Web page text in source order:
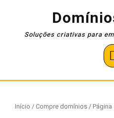
conteúdoSoluções criativas para
Início / Compre domínios/ Página